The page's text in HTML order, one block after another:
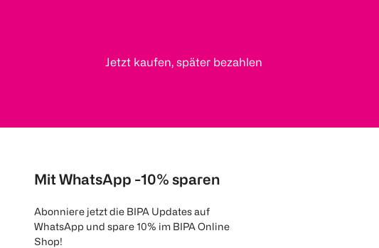
Jetzt kaufen, später bezahlen
Mit WhatsApp -10% sparen
Abonniere jetzt die BIPA Updates auf
WhatsApp und spare 10% im BIPA Online
Shop!